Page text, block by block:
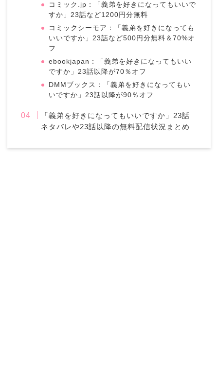
コミック.jp：「義弟を好きになってもいいで
すか」23話など1200円分無料
コミックシーモア：「義弟を好きになっても
いいですか」23話など500円分無料＆70%オ
フ
ebookjapan：「義弟を好きになってもいい
ですか」23話以降が70％オフ
DMMブックス：「義弟を好きになってもい
いですか」23話以降が90％オフ
「義弟を好きになってもいいですか」23話
ネタバレや23話以降の無料配信状況まとめ